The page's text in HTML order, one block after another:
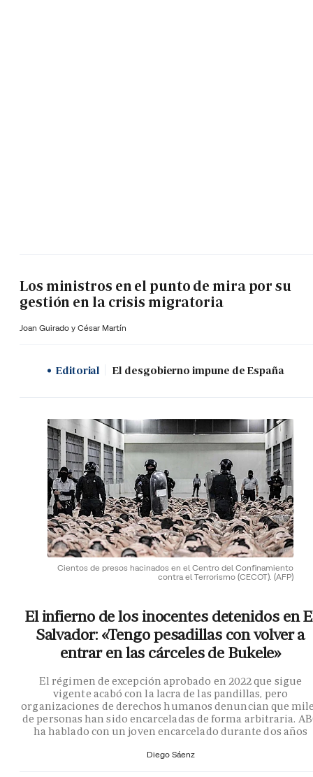
Los ministros en el punto de mira por su
gestión en la crisis migratoria
Joan Guirado y César Martín
Editorial El desgobierno impune de España
Cientos de presos hacinados en el Centro del Confinamiento
contra el Terrorismo (CECOT). (AFP)
El infierno de los inocentes detenidos en
Salvador: «Tengo pesadillas con volver a
entrar en las cárceles de Bukele»
El régimen de excepción aprobado en 2022 que sigue
vigente acabó con la lacra de las pandillas, pero
organizaciones de derechos humanos denuncian que
de personas han sido encarceladas de forma arbitraria.
ha hablado con un joven encarcelado durante dos años
Diego Sáenz